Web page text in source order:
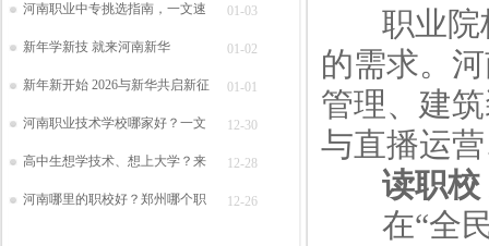
河南职业中专挑选指南，一文速 01-03
新年学新技 就来河南新华 01-02
新年新开始 2026与新华共启新征 01-01
河南职业技术学校哪家好？一文 12-30
高中生想学技术、想上大学？来 12-28
河南哪里的职校好？郑州哪个职 12-26
职业院校
的需求。
管理、建
与直播运
读职校
在“全民